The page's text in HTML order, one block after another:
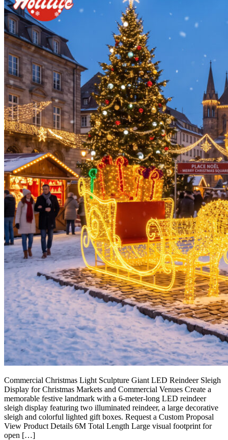
Decoración comercial
Decoraciones para el Ramadán
Blog
Noticias de la empresa
Espectáculo de luz
Contáctanos
X
Commercial Christmas Light Sculpture Giant LED Reindeer Sleigh
Display for Christmas Markets and Commercial Venues Create a
memorable festive landmark with a 6-meter-long LED reindeer
sleigh display featuring two illuminated reindeer, a large decorative
sleigh and colorful lighted gift boxes. Request a Custom Proposal
View Product Details 6M Total Length Large visual footprint for
open […]